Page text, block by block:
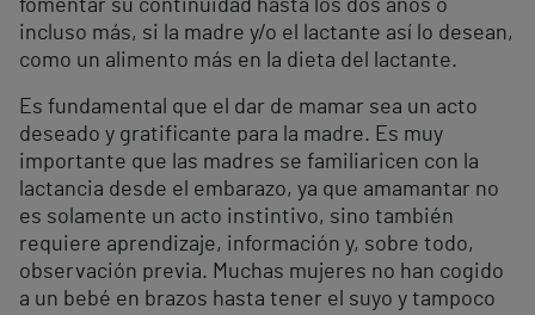
fomentar su continuidad hasta los dos años o
incluso más, si la madre y/o el lactante así lo desean,
como un alimento más en la dieta del lactante.
Es fundamental que el dar de mamar sea un acto
deseado y gratificante para la madre. Es muy
importante que las madres se familiaricen con la
lactancia desde el embarazo, ya que amamantar no
es solamente un acto instintivo, sino también
requiere aprendizaje, información y, sobre todo,
observación previa. Muchas mujeres no han cogido
a un bebé en brazos hasta tener el suyo y tampoco